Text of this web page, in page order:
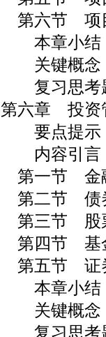
第六节 项
本章小结
关键概念
复习思考
第六章 投资
要点提示
内容引言
第一节 金
第二节 债
第三节 股
第四节 基
第五节 证
本章小结
关键概念
复习思考